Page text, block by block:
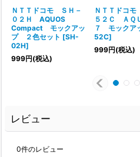
ＮＴＴドコモ ＳＨ－
０２Ｈ AQUOS
Compact モックアッ
プ ２色セット [SH-
02H]
999円(税込)
ＮＴＴドコ
５２Ｃ ＡＱ
７ モックア
52C]
999円(税込)
レビュー
0件のレビュー